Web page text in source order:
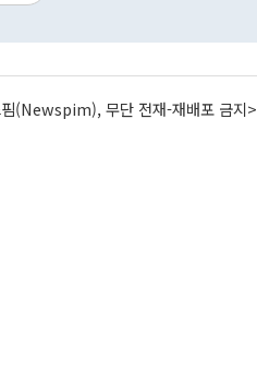
(Newspim), 무단 전재-재배포 금지>